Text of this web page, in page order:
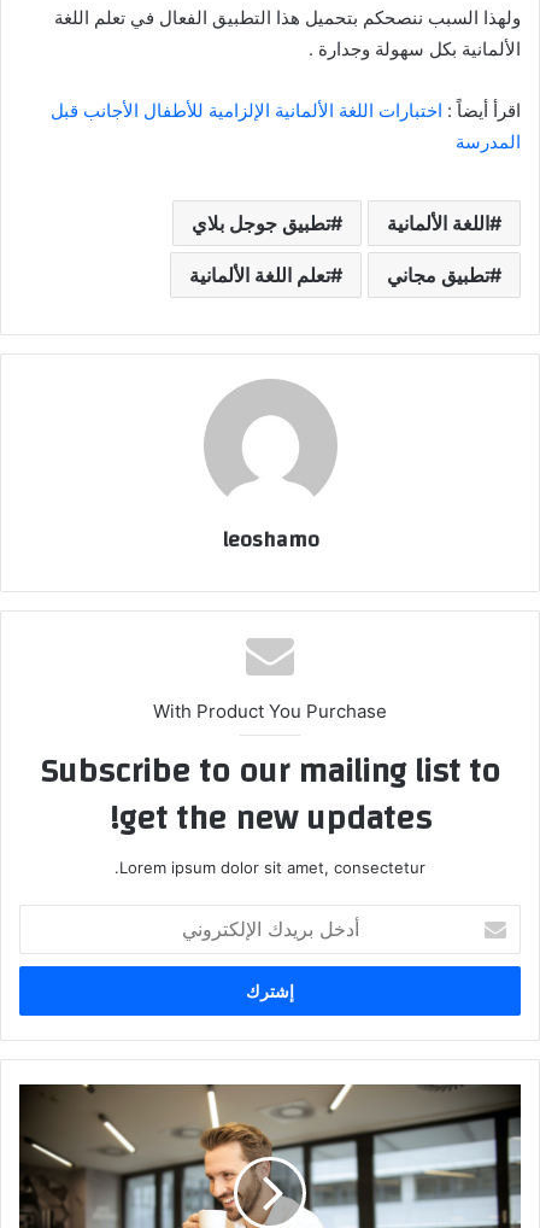
ولهذا السبب ننصحكم بتحميل هذا التطبيق الفعال في تعلم اللغة
الألمانية بكل سهولة وجدارة .
اقرأ أيضاً : اختبارات اللغة الألمانية الإلزامية للأطفال الأجانب قبل
المدرسة
اللغة الألمانية تطبيق جوجل بلاي
تطبيق مجاني تعلم اللغة الألمانية
leoshamo
With Product You Purchase
Subscribe to our mailing list to
get the new updates!
Lorem ipsum dolor sit amet, consectetur.
بريدك
الإلكتروني
مواقع
البحث
عمل
في